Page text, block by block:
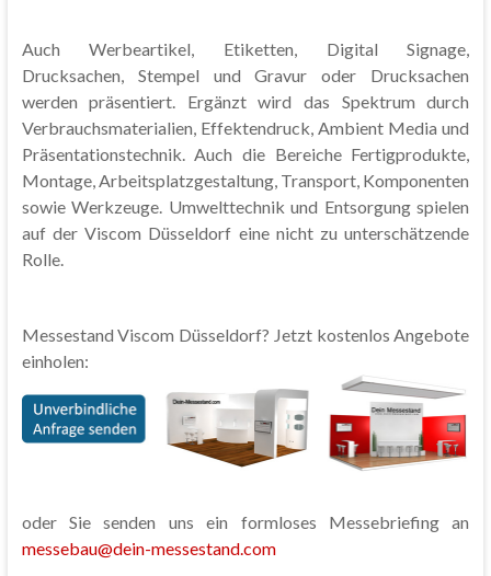
Auch Werbeartikel, Etiketten, Digital Signage,
Drucksachen, Stempel und Gravur oder Drucksachen
werden präsentiert. Ergänzt wird das Spektrum durch
Verbrauchsmaterialien, Effektendruck, Ambient Media und
Präsentationstechnik. Auch die Bereiche Fertigprodukte,
Montage, Arbeitsplatzgestaltung, Transport, Komponenten
sowie Werkzeuge. Umwelttechnik und Entsorgung spielen
auf der Viscom Düsseldorf eine nicht zu unterschätzende
Rolle.
Messestand Viscom Düsseldorf? Jetzt kostenlos Angebote
einholen:
oder Sie senden uns ein formloses Messebriefing an
messebau@dein-messestand.com